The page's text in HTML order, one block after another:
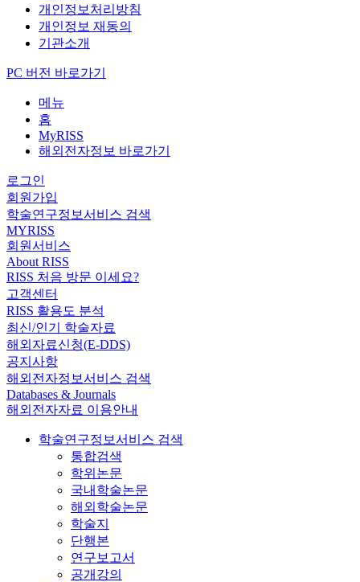
개인정보처리방침
개인정보 재동의
기관소개
PC 버전 바로가기
메뉴
홈
MyRISS
해외전자정보 바로가기
로그인
회원가입
학술연구정보서비스 검색
MYRISS
회원서비스
About RISS
RISS 처음 방문 이세요?
고객센터
RISS 활용도 분석
최신/인기 학술자료
해외자료신청(E-DDS)
공지사항
해외전자정보서비스 검색
Databases & Journals
해외전자자료 이용안내
학술연구정보서비스 검색
통합검색
학위논문
국내학술논문
해외학술논문
학술지
단행본
연구보고서
공개강의